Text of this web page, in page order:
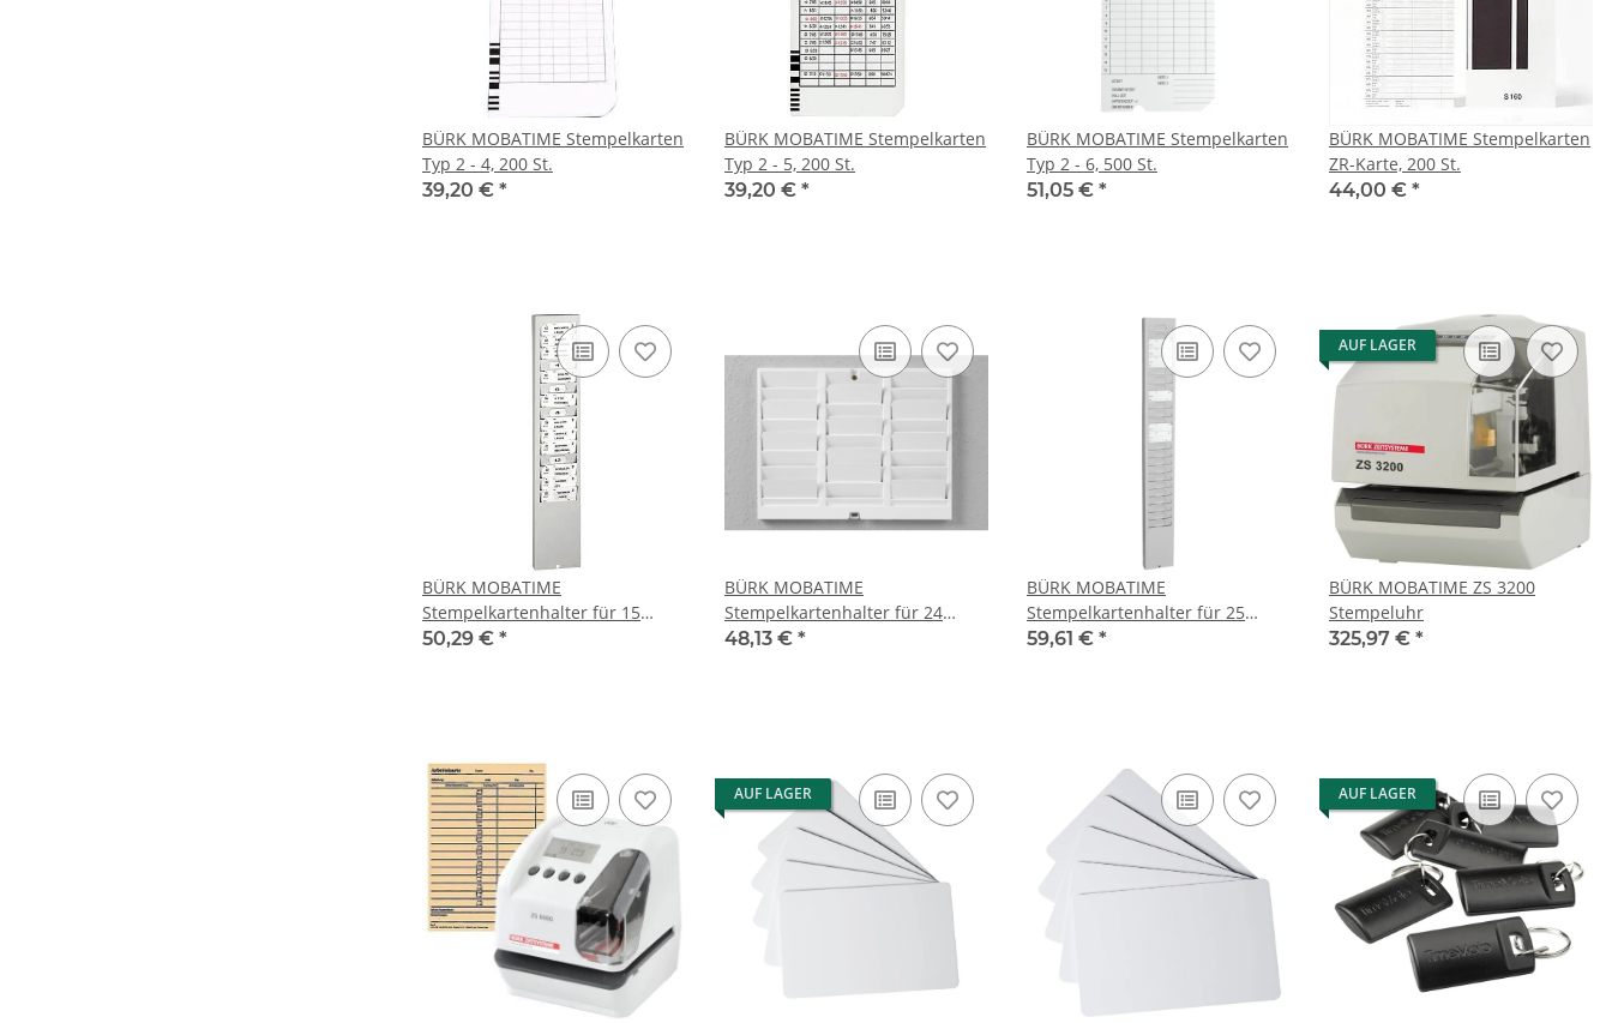
BÜRK MOBATIME Stempelkarten
Typ 2 - 4, 200 St.
39,20 € *
BÜRK MOBATIME Stempelkarten
Typ 2 - 5, 200 St.
39,20 € *
BÜRK MOBATIME Stempelkarten
Typ 2 - 6, 500 St.
51,05 € *
BÜRK MOBATIME Stempelkarten
ZR-Karte, 200 St.
44,00 € *
BÜRK MOBATIME
Stempelkartenhalter für 15
Karten
50,29 € *
BÜRK MOBATIME
Stempelkartenhalter für 24
Karten
48,13 € *
BÜRK MOBATIME
Stempelkartenhalter für 25
Karten
59,61 € *
AUF LAGER
BÜRK MOBATIME ZS 3200
Stempeluhr
325,97 € *
AUF LAGER AUF LAGER